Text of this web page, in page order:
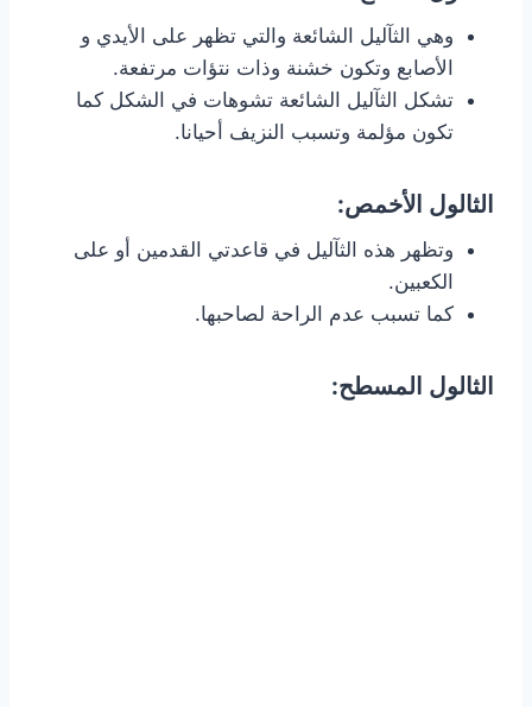
وهي الثآليل الشائعة والتي تظهر على الأيدي و
الأصابع وتكون خشنة وذات نتؤات مرتفعة.
تشكل الثآليل الشائعة تشوهات في الشكل كما
تكون مؤلمة وتسبب النزيف أحيانا.
الثالول الأخمص:
وتظهر هذه الثآليل في قاعدتي القدمين أو على
الكعبين.
كما تسبب عدم الراحة لصاحبها.
الثالول المسطح: